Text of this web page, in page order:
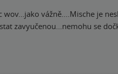
mi neskutečně lezl krkem....ostatně božstvo by mělo dostat